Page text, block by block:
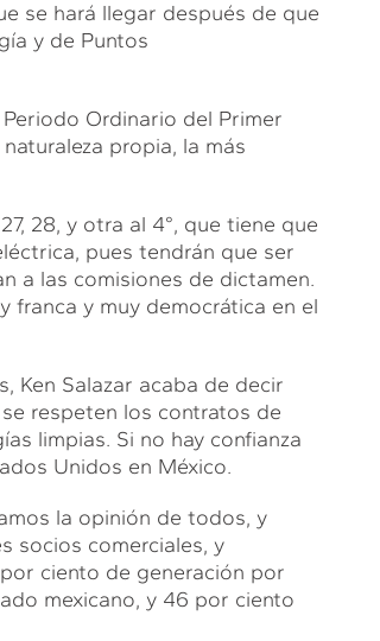
se hará llegar después de que
y de Puntos
Ordinario del Primer
propia, la más
28, y otra al 4°, que tiene que
pues tendrán que ser
a las comisiones de dictamen.
franca y muy democrática en el
Ken Salazar acaba de decir
respeten los contratos de
limpias. Si no hay confianza
Unidos en México.
la opinión de todos, y
socios comerciales, y
ciento de generación por
mexicano, y 46 por ciento